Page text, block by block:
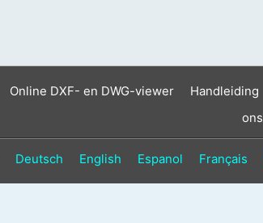
Online DXF- en DWG-viewer Handleiding
ons
Deutsch English Espanol Français